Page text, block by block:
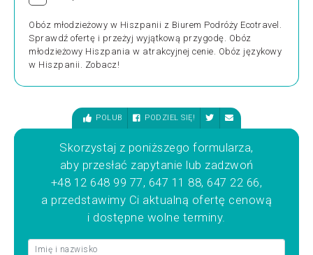
Obóz młodzieżowy w Hiszpanii z Biurem Podróży Ecotravel.
Sprawdź ofertę i przeżyj wyjątkową przygodę. Obóz
młodzieżowy Hiszpania w atrakcyjnej cenie. Obóz językowy
w Hiszpanii. Zobacz!
POLUB PODZIEL SIĘ!
Skorzystaj z poniższego formularza,
aby przesłać zapytanie lub zadzwoń
+48 12 648 99 77, 647 11 88, 647 22 66,
a przedstawimy Ci aktualną ofertę cenową
i dostępne wolne terminy.